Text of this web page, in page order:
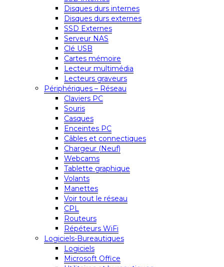
Disques durs internes
Disques durs externes
SSD Externes
Serveur NAS
Clé USB
Cartes mémoire
Lecteur multimédia
Lecteurs graveurs
Périphériques – Réseau
Claviers PC
Souris
Casques
Enceintes PC
Câbles et connectiques
Chargeur (Neuf)
Webcams
Tablette graphique
Volants
Manettes
Voir tout le réseau
CPL
Routeurs
Répéteurs WiFi
Logiciels-Bureautiques
Logiciels
Microsoft Office